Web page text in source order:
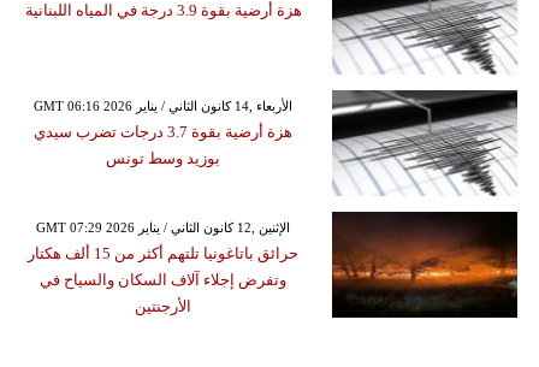
هزة أرضية بقوة 3.9 درجة في المياه اللبنانية
GMT 06:16 2026 الأربعاء ,14 كانون الثاني / يناير
هزة أرضية بقوة 3.7 درجات تضرب سيدي
بوزيد وسط تونس
GMT 07:29 2026 الإثنين ,12 كانون الثاني / يناير
حرائق باتاغونيا تلتهم أكثر من 15 ألف هكتار
وتفرض إجلاء آلاف السكان والسياح في
الأرجنتين